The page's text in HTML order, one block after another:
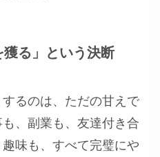
獲る」という決断
るのは、ただの甘えで
、副業も、友達付き合
味も、すべて完璧にや